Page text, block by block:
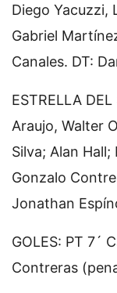
Diego Yacuzzi,
Gabriel
Canales. DT:
ESTRELLA
Araujo, Walter
Silva; Alan
Gonzalo
Jonathan
GOLES: PT 7´
Contreras